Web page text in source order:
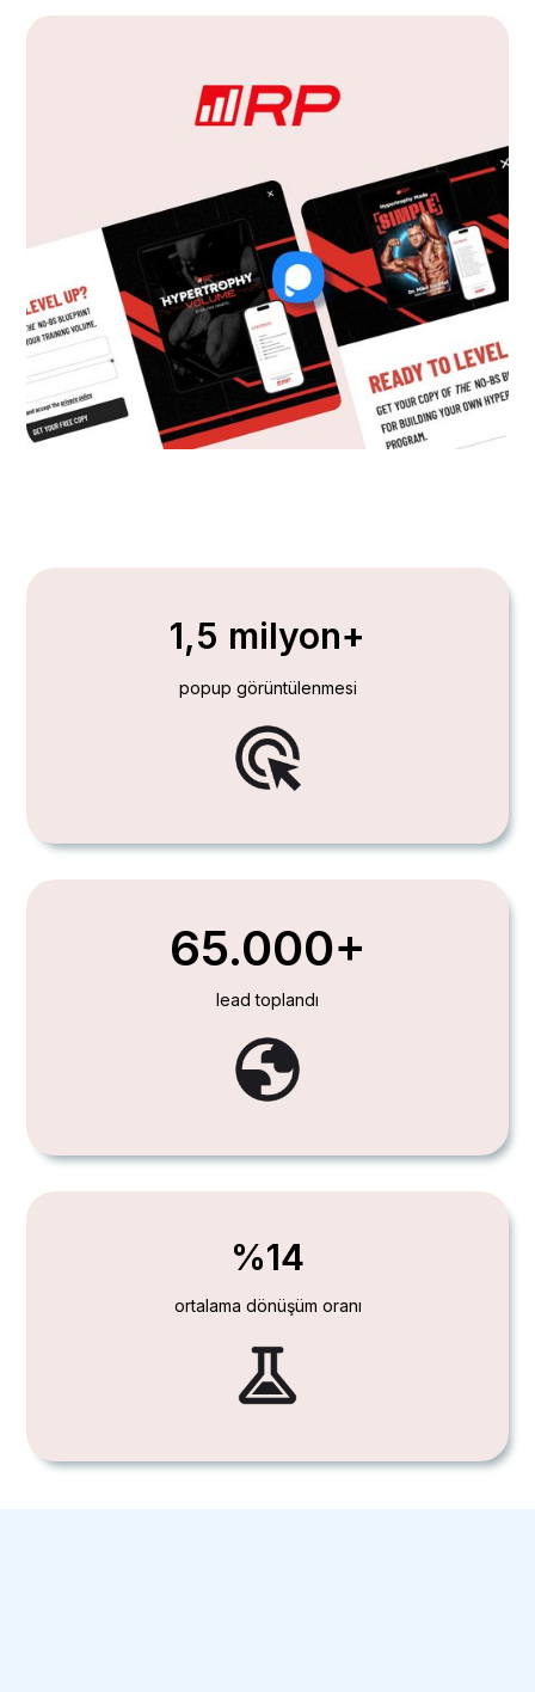
1,5 milyon+
popup görüntülenmesi
65.000+
lead toplandı
%14
ortalama dönüşüm oranı